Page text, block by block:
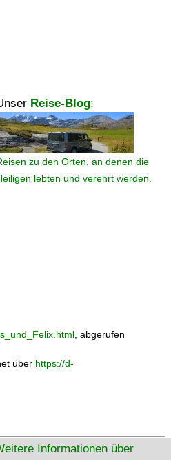
Reise-Blog:
zu den Orten, an denen die
lebten und verehrt werden.
, abgerufen
über https://d-
Informationen über